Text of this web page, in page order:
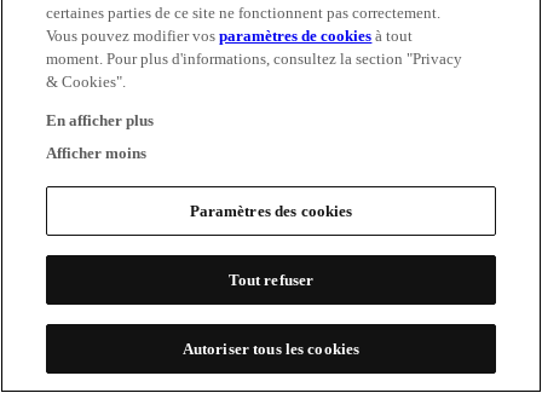
certaines parties de ce site ne fonctionnent pas correctement.
Vous pouvez modifier vosparamètres de cookies à tout
moment. Pour plus d'informations, consultez la section "Privacy
& Cookies".
En afficher plus
Afficher moins
Paramètres des cookies
Tout refuser
Autoriser tous les cookies